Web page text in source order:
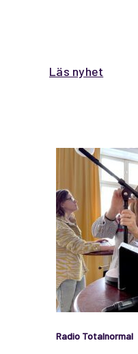
Läs nyhet
Radio Totalnormal